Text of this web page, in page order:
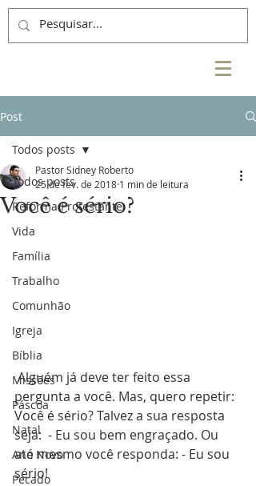
Post
Todos posts
Reforma Protestante
Vida
Família
Trabalho
Comunhão
Igreja
Bíblia
Missões
Páscoa
Natal
Ano Novo
Pecado
Todos posts
Você é sério?
Pastor Sidney Roberto
25 de fev. de 2018 1 min de leitura
Alguém já deve ter feito essa
pergunta a você. Mas, quero repetir:
Você é sério? Talvez a sua resposta
seja:  - Eu sou bem engraçado. Ou
até mesmo você responda: - Eu sou
sério!